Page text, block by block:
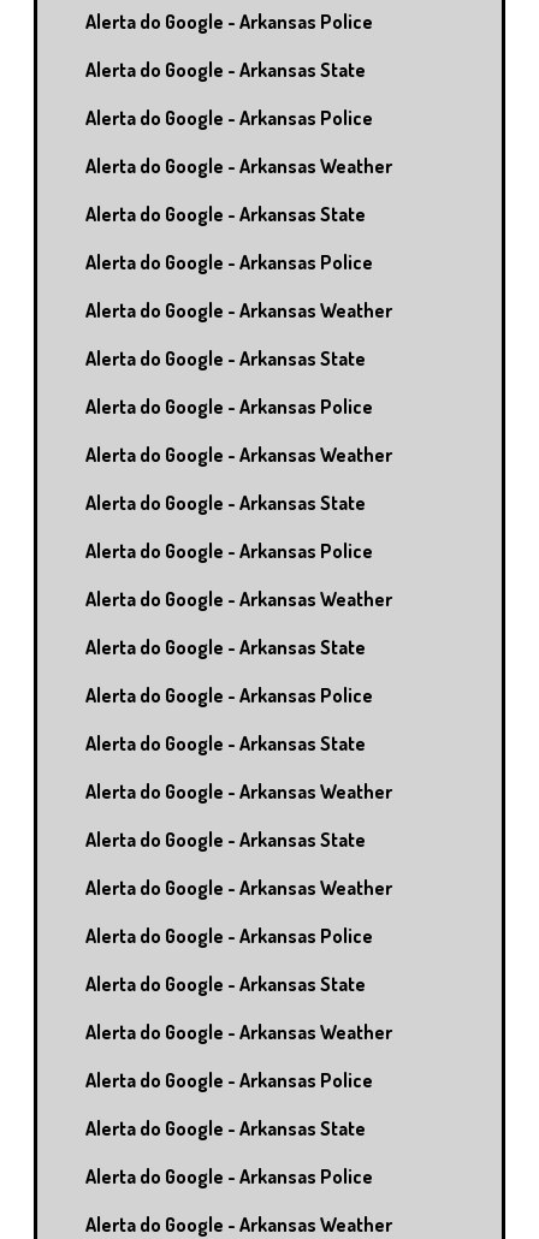
Alerta do Google - Arkansas Police
Alerta do Google - Arkansas State
Alerta do Google - Arkansas Police
Alerta do Google - Arkansas Weather
Alerta do Google - Arkansas State
Alerta do Google - Arkansas Police
Alerta do Google - Arkansas Weather
Alerta do Google - Arkansas State
Alerta do Google - Arkansas Police
Alerta do Google - Arkansas Weather
Alerta do Google - Arkansas State
Alerta do Google - Arkansas Police
Alerta do Google - Arkansas Weather
Alerta do Google - Arkansas State
Alerta do Google - Arkansas Police
Alerta do Google - Arkansas State
Alerta do Google - Arkansas Weather
Alerta do Google - Arkansas State
Alerta do Google - Arkansas Weather
Alerta do Google - Arkansas Police
Alerta do Google - Arkansas State
Alerta do Google - Arkansas Weather
Alerta do Google - Arkansas Police
Alerta do Google - Arkansas State
Alerta do Google - Arkansas Police
Alerta do Google - Arkansas Weather